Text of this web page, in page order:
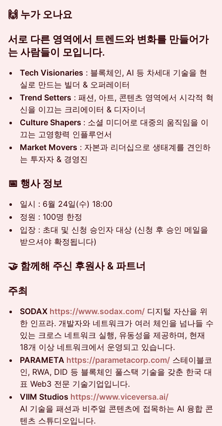
🙌 누가 오나요
서로 다른 영역에서 트렌드와 변화를 만들어가
는 사람들이 모입니다.
Tech Visionaries : 블록체인, AI 등 차세대 기술을 현
실로 만드는 빌더 & 오퍼레이터
Trend Setters : 패션, 아트, 콘텐츠 영역에서 시각적 혁
신을 이끄는 크리에이터 & 디자이너
Culture Shapers : 소셜 미디어로 대중의 움직임을 이
끄는 고영향력 인플루언서
Market Movers : 자본과 리더십으로 생태계를 견인하
는 투자자 & 경영진
📅 행사 정보
일시 : 6월 24일(수) 18:00
정원 : 100명 한정
입장 : 초대 및 신청 승인자 대상 (신청 후 승인 메일을
받으셔야 확정됩니다)
🤝 함께해 주신 후원사 & 파트너
주최
SODAX https://www.sodax.com/ 디지털 자산을 위
한 인프라. 개발자와 네트워크가 여러 체인을 넘나들 수
있는 크로스 네트워크 실행, 유동성을 제공하며, 현재
18개 이상 네트워크에서 운영되고 있습니다.
PARAMETA https://parametacorp.com/ 스테이블코
인, RWA, DID 등 블록체인 풀스택 기술을 갖춘 한국 대
표 Web3 전문 기술기업입니다.
VIIM Studios https://www.viceversa.ai/
AI 기술을 패션과 비주얼 콘텐츠에 접목하는 AI 융합 콘
텐츠 스튜디오입니다.